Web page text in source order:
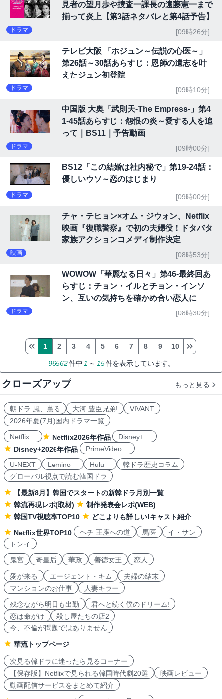
見者の望月歩や捜査一課長の遠藤憲一まで
揃って炎上【第3話ネタバレと第4話予告】
ドラマ [09時26分]
テレビ大阪 「ホジュン～伝説の心医～」
第26話～30話あらすじ：恩師の遺志を叶
えたジュン初登院
ドラマ [09時10分]
中国版 大奥「武則天-The Empress-」第4
1-45話あらすじ：怨恨の炎～愛する人を追
って｜BS11｜予告動画
ドラマ [09時00分]
BS12「この結婚は社内秘で」第19-24話：
優しいウソ～恋のはじまり
ドラマ [09時00分]
チャ・テヒョン×オム・ジウォン、Netflix
映画『復職警察』で初の夫婦役！ドタバタ
家族アクションコメディ制作決定
映画 [08時53分]
WOWOW「華麗なる日々」第46-最終回あ
らすじ：チョン・イルとチョン・インソ
ン、互いの気持ちを確かめ合い恋人に
ドラマ [08時30分]
96562件中 1 ～ 15件を表示しています。
1 2 3 4 5 6 7 8 9 10
クローズアップ もっと見る
朝ドラ:風、薫る 大河:豊臣兄弟!
VIVANT
2026年夏(7月)国内ドラマ一覧
Netflix
Netflix2026年作品
Disney+
Disney+2026年作品
PrimeVideo
U-NEXT
Lemino Hulu
韓ドラ歴史コラム
グローバル視点で読む韓国ドラ
【最新8月】韓国でスタートの新韓ドラ月別一覧
韓流再現レポ(取材)
制作発表会レポ(WEB)
韓国TV視聴率TOP10
どこよりも詳しい!キャスト紹介
Netflix世界TOP10
ヘチ 王座への道 馬医
イ・サン
トンイ
鬼宮
奇皇后 華政 善徳女王 恋人
愛が来る エージェント・キム
夫婦の結末
マンションのお仕事
人妻キラー
残念ながら明日も出勤
君へと続く僕のドリーム!
恋は命がけ
殺し屋たちの店2
今、不倫が問題ではありません
華流トップページ
次見る韓ドラに迷ったら見るコーナー
【保存版】Netflixで見られる韓国時代劇20選
映画レビュー
動画配信サービスをまとめて紹介